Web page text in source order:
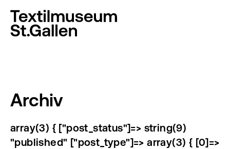
Archiv
array(3) { ["post_status"]=> string(9)
"published" ["post_type"]=> array(3) { [0]=>